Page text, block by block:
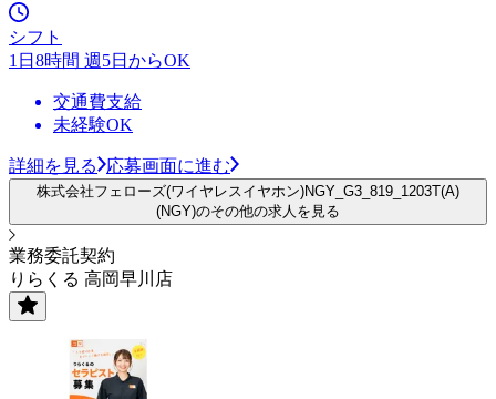
シフト
1日8時間 週5日からOK
交通費支給
未経験OK
詳細を見る 応募画面に進む
株式会社フェローズ(ワイヤレスイヤホン)NGY_G3_819_1203T(A)
(NGY)のその他の求人を見る
業務委託契約
りらくる 高岡早川店